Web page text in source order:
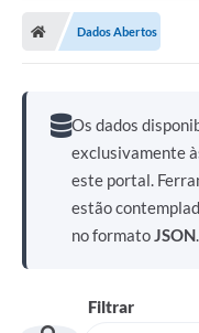
Dados Abertos
Os dados
exclusivamente
este portal.
estão
no formatoJSON.
Filtrar